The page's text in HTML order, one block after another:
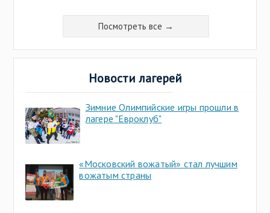
Посмотреть все →
Новости лагерей
Зимние Олимпийские игры прошли в
лагере "Евроклуб"
«Московский вожатый» стал лучшим
вожатым страны